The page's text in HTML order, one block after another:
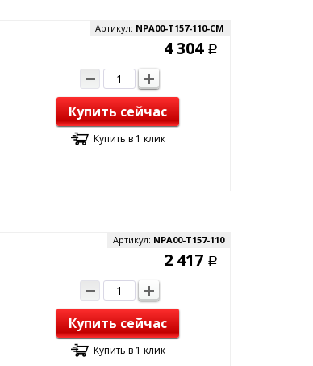
Артикул: NPA00-T157-110-CM
4 304 Р
Купить сейчас
Купить в 1 клик
Артикул: NPA00-T157-110
2 417 Р
Купить сейчас
Купить в 1 клик